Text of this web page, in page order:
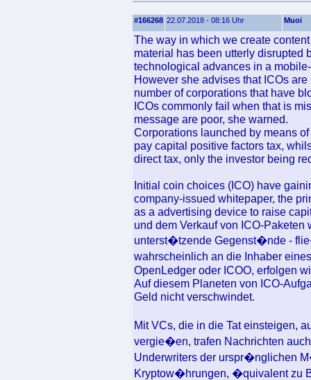
#166268 22.07.2018 - 08:16 Uhr Muoi
The way in which we create
material has been utterly disrupted
technological advances in a
However she advises that ICOs
number of corporations that have
ICOs commonly fail when that is
message are poor, she warned.
Corporations launched by means
pay capital positive factors tax,
direct tax, only the investor being
Initial coin choices (ICO) have
company-issued whitepaper, the
as a advertising device to raise
und dem Verkauf von ICO-
unterst�tzende Gegenst�nde -
wahrscheinlich an die Inhaber
OpenLedger oder ICOO, erfolgen
Auf diesem Planeten von ICO-
Geld nicht verschwindet.
Mit VCs, die in die Tat einsteigen,
vergie�en, trafen Nachrichten
Underwriters der urspr�nglichen
Kryptow�hrungen, �quivalent zu